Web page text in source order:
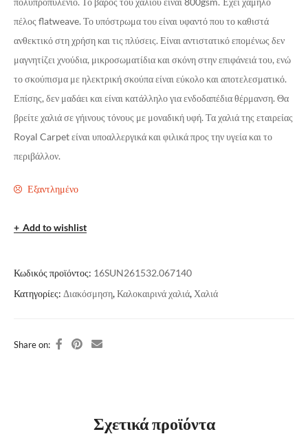
πέλος flatweave. Το υπόστρωμα του είναι υφαντό που το καθιστά
ανθεκτικό στη χρήση και τις πλύσεις. Είναι αντιστατικό επομένως δεν
μαγνητίζει χνούδια, μικροσωματίδια και σκόνη στην επιφάνειά του, ενώ
το σκούπισμα με ηλεκτρική σκούπα είναι εύκολο και αποτελεσματικό.
Επίσης, δεν μαδάει και είναι κατάλληλο για ενδοδαπέδια θέρμανση. Θα
βρείτε χαλιά σε γήινους τόνους με μοναδική υφή. Τα χαλιά της εταιρείας
Royal Carpet είναι υποαλλεργικά και φιλικά προς την υγεία και το
περιβάλλον.
Εξαντλημένο
Add to wishlist
Κωδικός προϊόντος: 16SUN261532.067140
Κατηγορίες: Διακόσμηση,Καλοκαιρινά χαλιά, Χαλιά
Share on:
Σχετικά προϊόντα